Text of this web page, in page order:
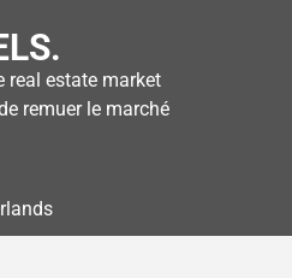
real estate market
remuer le marché